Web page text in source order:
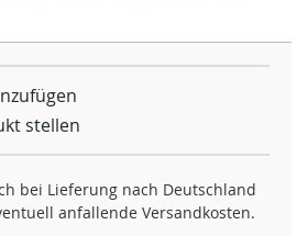
stellen
bei Lieferung nach Deutschland
anfallende Versandkosten.